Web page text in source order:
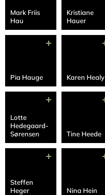
Mark Friis
Hau
Kristiane
Hauer
Pia Hauge Karen Healy
Lotte
Hedegaard-
Sørensen
Tine Heede
Steffen
Heger
Nina Hein